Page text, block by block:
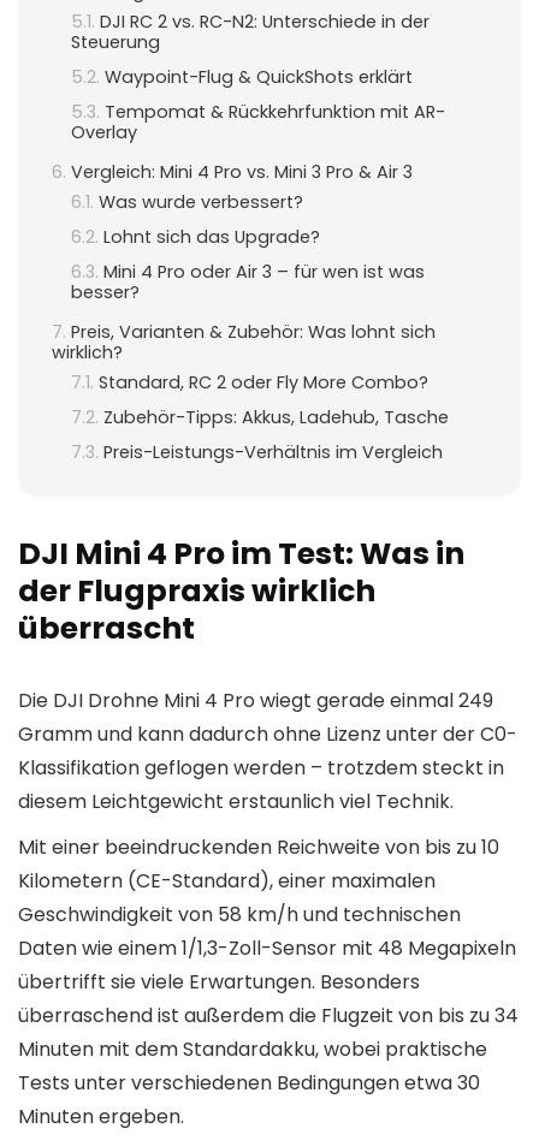
DJI RC 2 vs. RC-N2: Unterschiede in der
Steuerung
Waypoint-Flug & QuickShots erklärt
Tempomat & Rückkehrfunktion mit AR-
Overlay
Vergleich: Mini 4 Pro vs. Mini 3 Pro & Air 3
Was wurde verbessert?
Lohnt sich das Upgrade?
Mini 4 Pro oder Air 3 – für wen ist was
besser?
Preis, Varianten & Zubehör: Was lohnt sich
wirklich?
Standard, RC 2 oder Fly More Combo?
Zubehör-Tipps: Akkus, Ladehub, Tasche
Preis-Leistungs-Verhältnis im Vergleich
DJI Mini 4 Pro im Test: Was in
der Flugpraxis wirklich
überrascht
Die DJI Drohne Mini 4 Pro wiegt gerade einmal 249
Gramm und kann dadurch ohne Lizenz unter der C0-
Klassifikation geflogen werden – trotzdem steckt in
diesem Leichtgewicht erstaunlich viel Technik.
Mit einer beeindruckenden Reichweite von bis zu 10
Kilometern (CE-Standard), einer maximalen
Geschwindigkeit von 58 km/h und technischen
Daten wie einem 1/1,3-Zoll-Sensor mit 48 Megapixeln
übertrifft sie viele Erwartungen. Besonders
überraschend ist außerdem die Flugzeit von bis zu 34
Minuten mit dem Standardakku, wobei praktische
Tests unter verschiedenen Bedingungen etwa 30
Minuten ergeben.